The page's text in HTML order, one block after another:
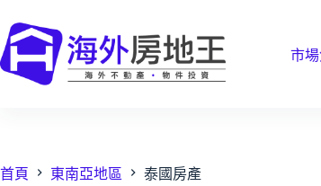
至
主
要
市
首頁 東南亞地區 泰國房產